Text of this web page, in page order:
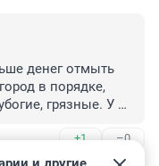
денег отмыть
в порядке,
грязные. У
Красноярск,
А наш
+1 –0